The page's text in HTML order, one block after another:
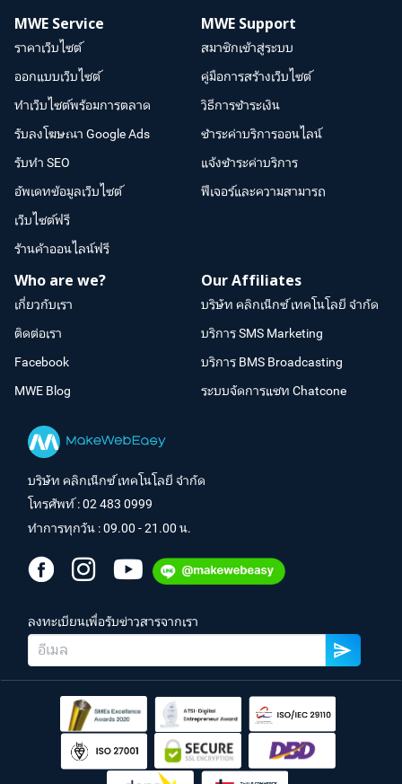
MWE Service
ราคาเว็บไซต์
ออกแบบเว็บไซต์
ทำเว็บไซต์พร้อมการตลาด
รับลงโฆษณา Google Ads
รับทำ SEO
อัพเดทข้อมูลเว็บไซต์
เว็บไซต์ฟรี
ร้านค้าออนไลน์ฟรี
MWE Support
สมาชิกเข้าสู่ระบบ
คู่มือการสร้างเว็บไซต์
วิธีการชำระเงิน
ชำระค่าบริการออนไลน์
แจ้งชำระค่าบริการ
ฟีเจอร์และความสามารถ
Who are we?
เกี่ยวกับเรา
ติดต่อเรา
Facebook
MWE Blog
Our Affiliates
บริษัท คลิกเน็กซ์ เทคโนโลยี จำกัด
บริการ SMS Marketing
บริการ BMS Broadcasting
ระบบจัดการแชท Chatcone
บริษัท คลิกเน็กซ์ เทคโนโลยี จำกัด
โทรศัพท์ :02 483 0999
ทำการทุกวัน : 09.00 - 21.00 น.
ลงทะเบียนเพื่อรับข่าวสารจากเรา